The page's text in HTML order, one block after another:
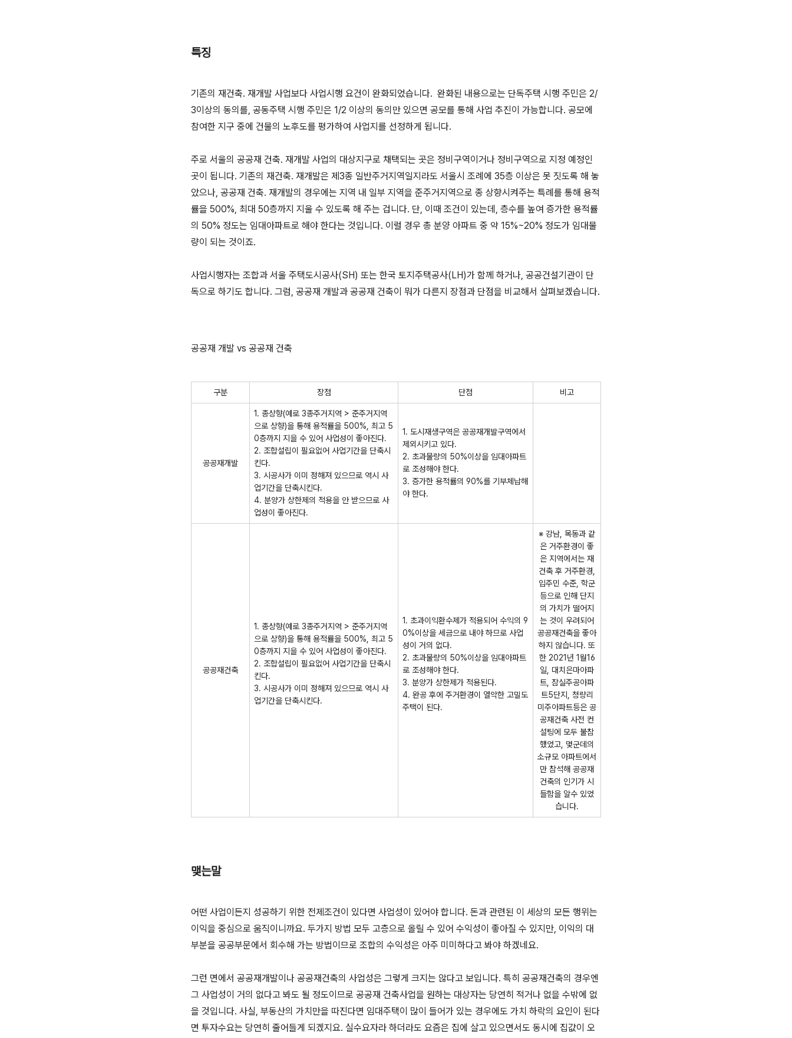
특징
기존의 재건축. 재개발 사업보다 사업시행 요건이 완화되었습니다. 완화된 내용으로는 단독주택 시행 주민은 2/
3이상의 동의를, 공동주택 시행 주민은 1/2 이상의 동의만 있으면 공모를 통해 사업 추진이 가능합니다. 공모에
참여한 지구 중에 건물의 노후도를 평가하여 사업지를 선정하게 됩니다.
주로 서울의 공공재 건축. 재개발 사업의 대상지구로 채택되는 곳은 정비구역이거나 정비구역으로 지정 예정인
곳이 됩니다. 기존의 재건축. 재개발은 제3종 일반주거지역일지라도 서울시 조례에 35층 이상은 못 짓도록 해 놓
았으나, 공공재 건축. 재개발의 경우에는 지역 내 일부 지역을 준주거지역으로 종 상향시켜주는 특례를 통해 용적
률을 500%, 최대 50층까지 지울 수 있도록 해 주는 겁니다. 단, 이때 조건이 있는데, 층수를 높여 증가한 용적률
의 50% 정도는 임대아파트로 해야 한다는 것입니다. 이럴 경우 총 분양 아파트 중 약 15%~20% 정도가 임대물
량이 되는 것이죠.
사업시행자는 조합과 서울 주택도시공사(SH) 또는 한국 토지주택공사(LH)가 함께 하거나, 공공건설기관이 단
독으로 하기도 합니다. 그럼, 공공재 개발과 공공재 건축이 뭐가 다른지 장점과 단점을 비교해서 살펴보겠습니다.
공공재 개발 vs 공공재 건축
구분 장점 단점 비고
공공재개발
1. 종상향(예로 3종주거지역 > 준주거지역
으로 상향)을 통해 용적률을 500%, 최고 5
0층까지 지을 수 있어 사업성이 좋아진다.
2. 조합설립이 필요없어 사업기간을 단축시
킨다.
3. 시공사가 이미 정해져 있으므로 역시 사
업기간을 단축시킨다.
4. 분양가 상한제의 적용을 안 받으므로 사
업성이 좋아진다.
1. 도시재생구역은 공공재개발구역에서
제외시키고 있다.
2. 초과물량의 50%이상을 임대아파트
로 조성해야 한다.
3. 증가한 용적률의 90%를 기부체납해
야 한다.
공공재건축
1. 종상향(예로 3종주거지역 > 준주거지역
으로 상향)을 통해 용적률을 500%, 최고 5
0층까지 지을 수 있어 사업성이 좋아진다.
2. 조합설립이 필요없어 사업기간을 단축시
킨다.
3. 시공사가 이미 정해져 있으므로 역시 사
업기간을 단축시킨다.
1. 초과이익환수제가 적용되어 수익의 9
0%이상을 세금으로 내야 하므로 사업
성이 거의 없다.
2. 초과물량의 50%이상을 임대아파트
로 조성해야 한다.
3. 분양가 상한제가 적용된다.
4. 완공 후에 주거환경이 열악한 고밀도
주택이 된다.
※ 강남, 목동과 같
은 거주환경이 좋
은 지역에서는 재
건축 후 거주환경,
입주민 수준, 학군
등으로 인해 단지
의 가치가 떨어지
는 것이 우려되어
공공재건축을 좋아
하지 않습니다. 또
한 2021년 1월16
일, 대치은마아파
트, 잠실주공아파
트5단지, 청량리
미주아파트등은 공
공재건축 사전 컨
설팅에 모두 불참
했었고, 몇군데의
소규모 아파트에서
만 참석해 공공재
건축의 인기가 시
들함을 알수 있었
습니다.
맺는말
어떤 사업이든지 성공하기 위한 전제조건이 있다면 사업성이 있어야 합니다. 돈과 관련된 이 세상의 모든 행위는
이익을 중심으로 움직이니까요. 두가지 방법 모두 고층으로 올릴 수 있어 수익성이 좋아질 수 있지만, 이익의 대
부분을 공공부문에서 회수해 가는 방법이므로 조합의 수익성은 아주 미미하다고 봐야 하겠네요.
그런 면에서 공공재개발이나 공공재건축의 사업성은 그렇게 크지는 않다고 보입니다. 특히 공공재건축의 경우엔
그 사업성이 거의 없다고 봐도 될 정도이므로 공공재 건축사업을 원하는 대상자는 당연히 적거나 없을 수밖에 없
을 것입니다. 사실, 부동산의 가치만을 따진다면 임대주택이 많이 들어가 있는 경우에도 가치 하락의 요인이 된다
면 투자수요는 당연히 줄어들게 되겠지요. 실수요자라 하더라도 요즘은 집에 살고 있으면서도 동시에 집값이 오